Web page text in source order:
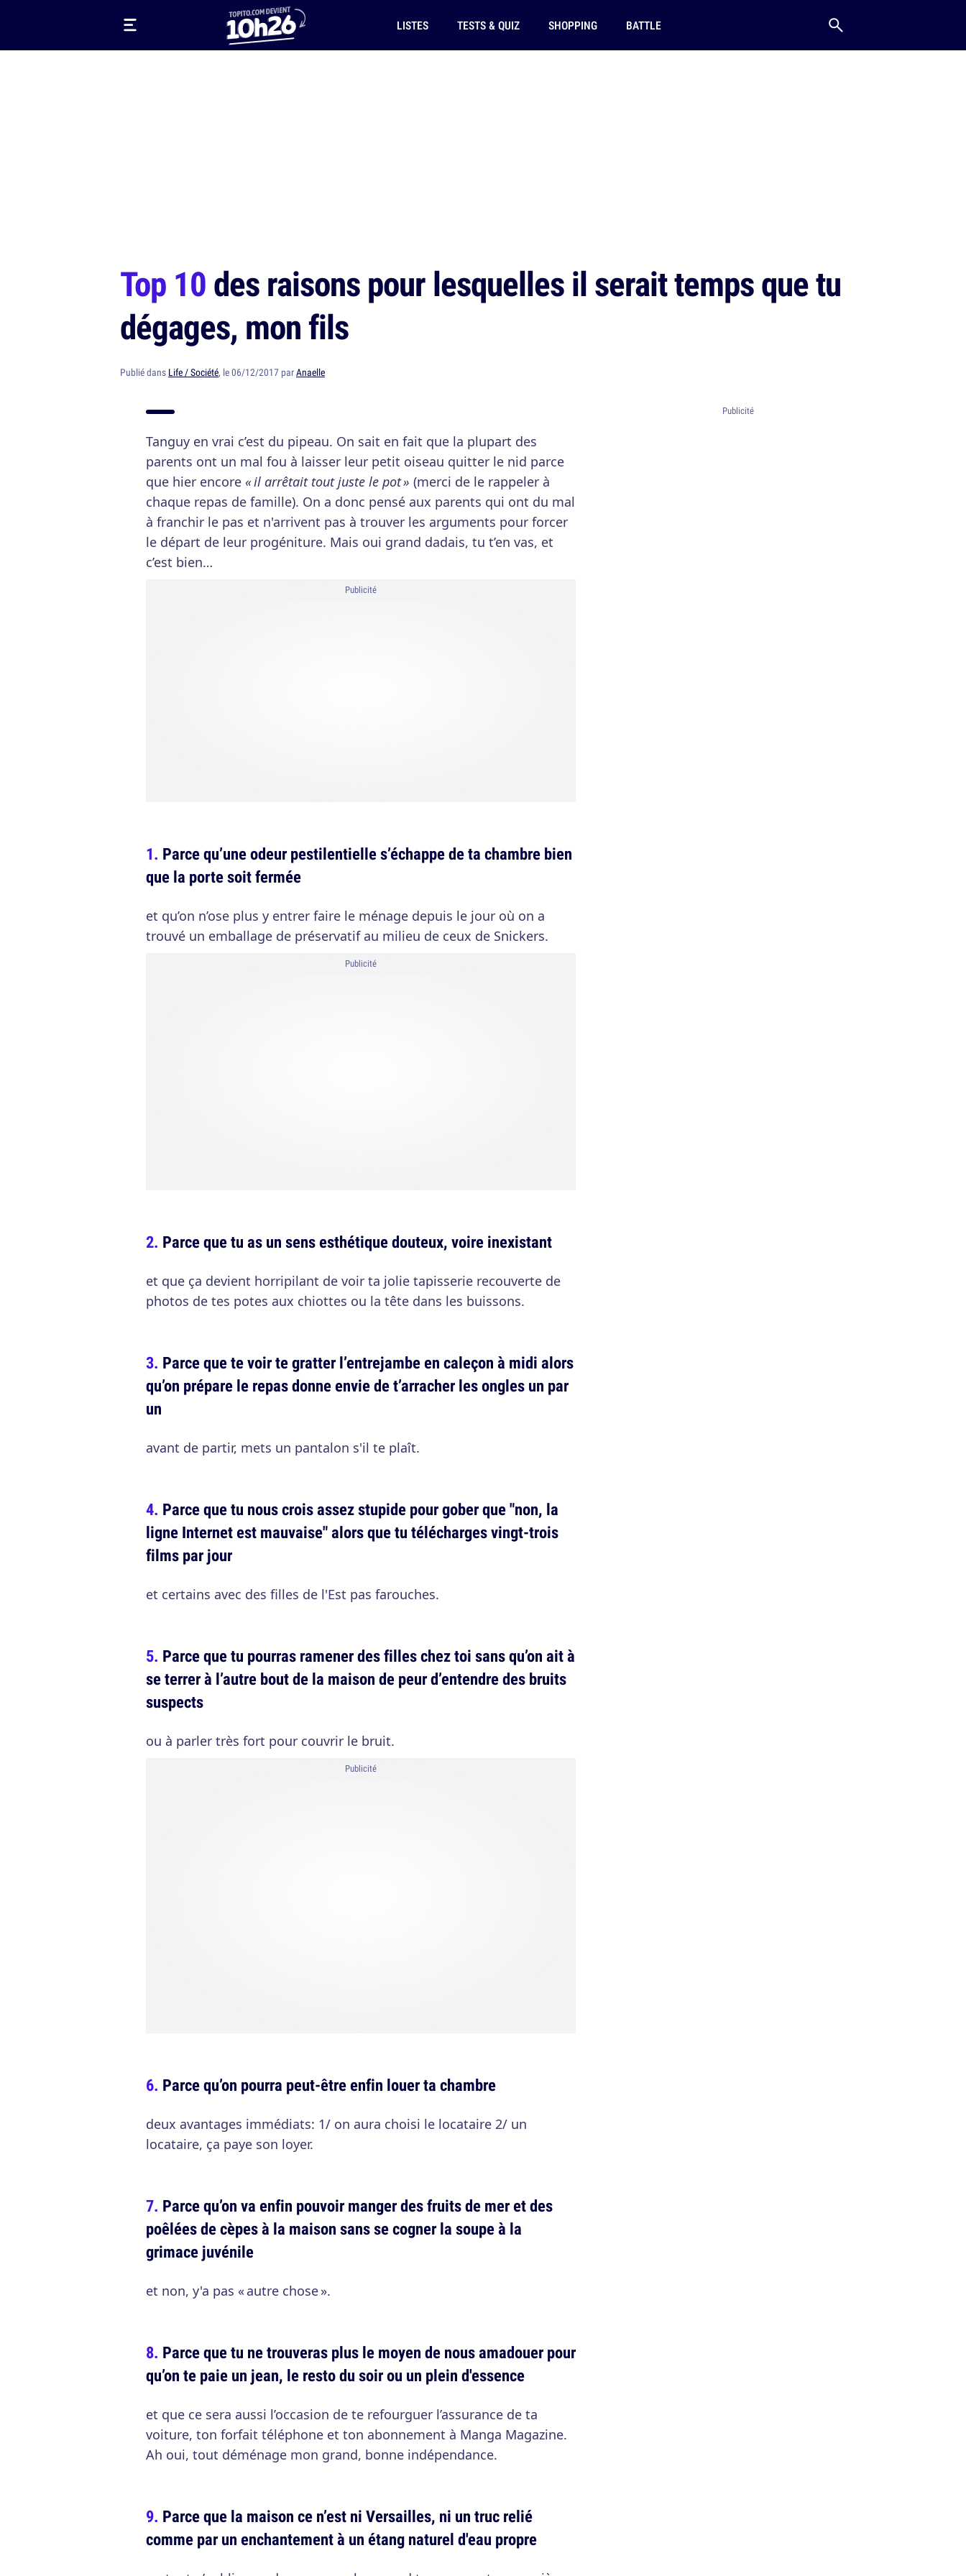
LISTES TESTS & QUIZ SHOPPING BATTLE
Top 10des raisons pour lesquelles il serait temps que tu
dégages, mon fils
Publié dans Life / Société, le 06/12/2017 parAnaelle
Tanguy en vrai c’est du pipeau. On sait en fait que la plupart des
parents ont un mal fou à laisser leur petit oiseau quitter le nid parce
que hier encore « il arrêtait tout juste le pot » (merci de le rappeler à
chaque repas de famille). On a donc pensé aux parents qui ont du mal
à franchir le pas et n'arrivent pas à trouver les arguments pour forcer
le départ de leur progéniture. Mais oui grand dadais, tu t’en vas, et
c’est bien…
Publicité
Parce qu’une odeur pestilentielle s’échappe de ta chambre bien
que la porte soit fermée
et qu’on n’ose plus y entrer faire le ménage depuis le jour où on a
trouvé un emballage de préservatif au milieu de ceux de Snickers.
Publicité
Parce que tu as un sens esthétique douteux, voire inexistant
et que ça devient horripilant de voir ta jolie tapisserie recouverte de
photos de tes potes aux chiottes ou la tête dans les buissons.
Parce que te voir te gratter l’entrejambe en caleçon à midi alors
qu’on prépare le repas donne envie de t’arracher les ongles un par
un
avant de partir, mets un pantalon s'il te plaît.
Parce que tu nous crois assez stupide pour gober que "non, la
ligne Internet est mauvaise" alors que tu télécharges vingt-trois
films par jour
et certains avec des filles de l'Est pas farouches.
Parce que tu pourras ramener des filles chez toi sans qu’on ait à
se terrer à l’autre bout de la maison de peur d’entendre des bruits
suspects
ou à parler très fort pour couvrir le bruit.
Publicité
Parce qu’on pourra peut-être enfin louer ta chambre
deux avantages immédiats: 1/ on aura choisi le locataire 2/ un
locataire, ça paye son loyer.
Parce qu’on va enfin pouvoir manger des fruits de mer et des
poêlées de cèpes à la maison sans se cogner la soupe à la
grimace juvénile
et non, y'a pas « autre chose ».
Parce que tu ne trouveras plus le moyen de nous amadouer pour
qu’on te paie un jean, le resto du soir ou un plein d'essence
et que ce sera aussi l’occasion de te refourguer l’assurance de ta
voiture, ton forfait téléphone et ton abonnement à Manga Magazine.
Ah oui, tout déménage mon grand, bonne indépendance.
Parce que la maison ce n’est ni Versailles, ni un truc relié
comme par un enchantement à un étang naturel d'eau propre